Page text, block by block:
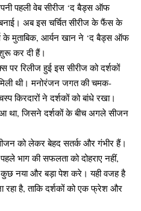
पहली वेब सीरीज ‘द बैड्स ऑफ
अब इस चर्चित सीरीज के फैंस के
के मुताबिक, आर्यन खान ने ‘द बैड्स ऑफ
कर दी हैं।
पर रिलीज हुई इस सीरीज को दर्शकों
मिली थी। मनोरंजन जगत की चमक-
किरदारों ने दर्शकों को बांधे रखा।
था, जिसने दर्शकों के बीच अगले सीजन
को लेकर बेहद सतर्क और गंभीर हैं।
भाग की सफलता को दोहराए नहीं,
कुछ नया और बड़ा पेश करे। यही वजह है
रहा है, ताकि दर्शकों को एक फ्रेश और